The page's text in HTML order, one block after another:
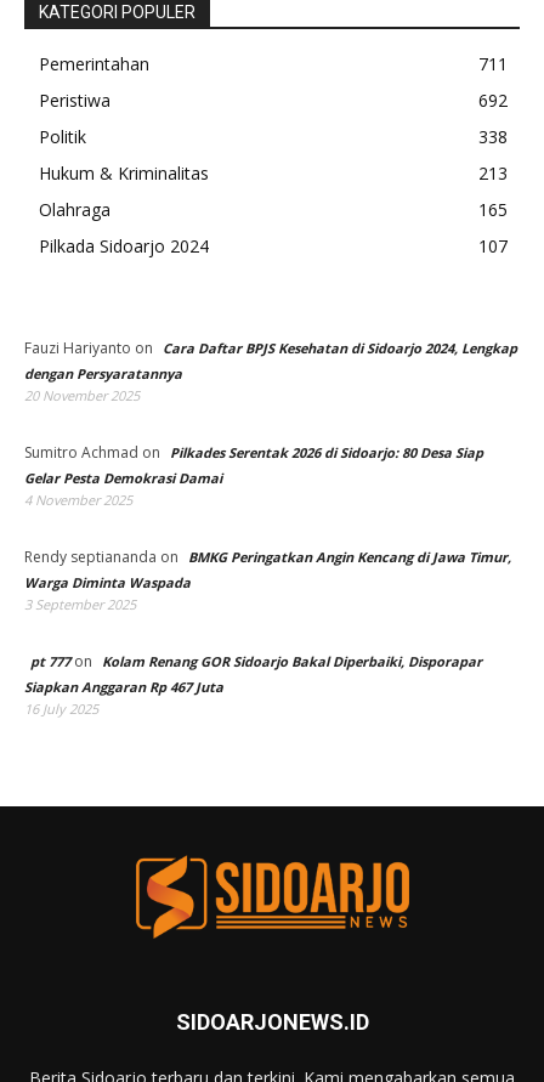
KATEGORI POPULER
Pemerintahan
711
Peristiwa
692
Politik
338
Hukum & Kriminalitas
213
Olahraga
165
Pilkada Sidoarjo 2024
107
Fauzi Hariyanto on
Cara Daftar BPJS Kesehatan di Sidoarjo 2024, Lengkap
dengan Persyaratannya
20 November 2025
Sumitro Achmad on
Pilkades Serentak 2026 di Sidoarjo: 80 Desa Siap
Gelar Pesta Demokrasi Damai
4 November 2025
Rendy septiananda on
BMKG Peringatkan Angin Kencang di Jawa Timur,
Warga Diminta Waspada
3 September 2025
pt 777on
Kolam Renang GOR Sidoarjo Bakal Diperbaiki, Disporapar
Siapkan Anggaran Rp 467 Juta
16 July 2025
SIDOARJONEWS.ID